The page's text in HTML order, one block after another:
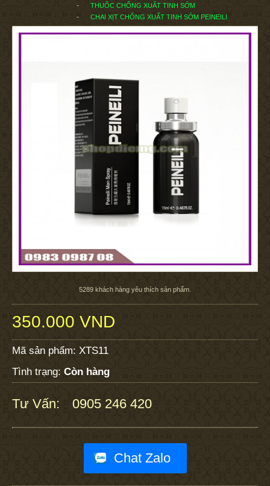
THUỐC CHỐNG XUẤT TINH SỚM
CHAI XỊT CHỐNG XUẤT TINH SỚM PEINEILI
5289 khách hàng yêu thích sản phẩm.
350.000 VND
Mã sản phẩm: XTS11
Tình trạng: Còn hàng
Tư Vấn: 0905 246 420
Chat Zalo